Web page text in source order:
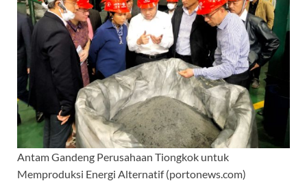
Antam Gandeng Perusahaan Tiongkok untuk
Memproduksi Energi Alternatif (portonews.com)